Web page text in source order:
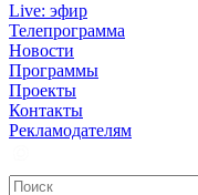
Live: эфир
Телепрограмма
Новости
Программы
Проекты
Контакты
Рекламодателям